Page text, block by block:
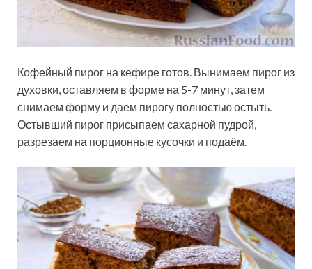
Кофейный пирог на кефире готов. Вынимаем пирог из
духовки, оставляем в форме на 5-7 минут, затем
снимаем форму и даем пирогу полностью остыть.
Остывший пирог присыпаем сахарной пудрой,
разрезаем на порционные кусочки и подаём.